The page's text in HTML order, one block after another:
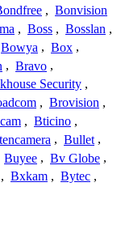
, Bonvision
, Boss , Bosslan ,
Bowya , Box ,
, Bravo ,
Security ,
, Brovision ,
, Bticino ,
, Bullet ,
Buyee , Bv Globe ,
, Bxkam , Bytec ,